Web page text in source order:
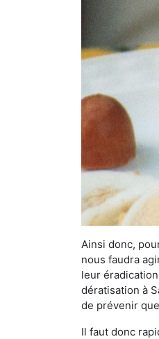
Ainsi donc,
nous faudra
leur
dératisation à
de prévenir
Il faut donc